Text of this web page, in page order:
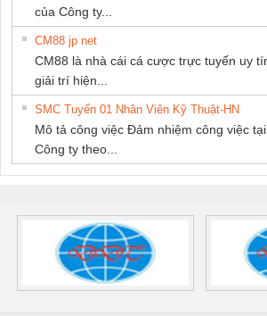
của Công ty...
CM88 jp net
CM88 là nhà cái cá cược trực tuyến uy
giải trí hiện...
SMC Tuyển 01 Nhân Viên Kỹ Thuật-HN
Mô tả công việc Đảm nhiệm công việc
Công ty theo...